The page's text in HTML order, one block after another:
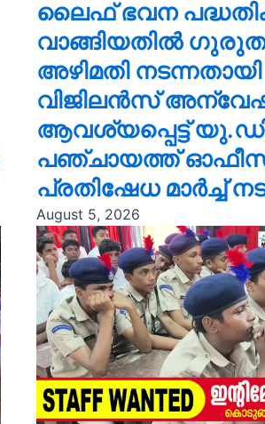
ലൈഫ് ഭവന
വാങ്ങിയതിൽ
അഴിമതി
വിജിലൻസ്
ആവശ്യപ്പെട്ട്
പഞ്ചായത്ത്
പ്രതിഷേധ മാർച്ച്
August 5, 2026